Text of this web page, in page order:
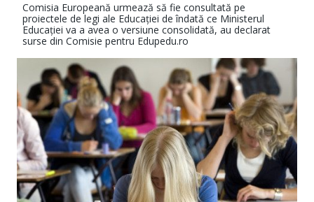
Comisia Europeană urmează să fie consultată pe
proiectele de legi ale Educației de îndată ce Ministerul
Educației va a avea o versiune consolidată, au declarat
surse din Comisie pentru Edupedu.ro